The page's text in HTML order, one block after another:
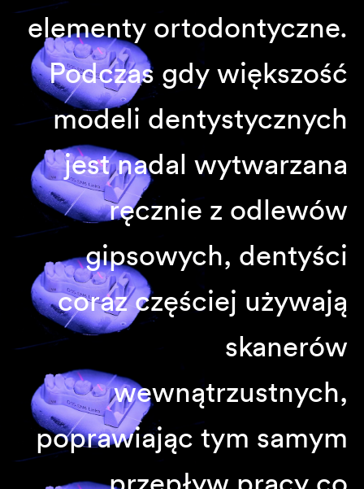
elementy ortodontyczne.
Podczas gdy większość
modeli dentystycznych
jest nadal wytwarzana
ręcznie z odlewów
gipsowych, dentyści
coraz częściej używają
skanerów
wewnątrzustnych,
poprawiając tym samym